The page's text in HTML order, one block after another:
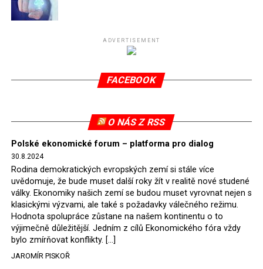
Připomeňme, že ukončení těžby hnědého uhlí pro
(SDEU) v souvislosti se stížnostmi českých samospráv
verdiktem španělské soudkyně Rosario Silva de Lapureta
tomuto rozhodnutí nevyhověla, proto na žádost
2022, než byl tento případ z důvodu uzavření dohody
Polska s Českou republikou o odstranění příčin sporu o
důl Turów vymazán z rejstříku tribunálu. Celkem si
Polsko nechalo z přiznaných evropských fondů odečíst
asi 70 milionů eur na pokutách a 45 milionů eur
zaplatilo jako odškodnění České republice – ale jak důl,
tak elektrárna nadále fungovaly. Už tehdy zástupci
tehdejší opozice a dnes vládnoucí koalice, jako
místopředseda Občanské platformy (PO) Rafał
ADVERTISEMENT
FACEBOOK
O NÁS Z RSS
Polské ekonomické forum – platforma pro dialog
30.8.2024
Rodina demokratických evropských zemí si stále více
uvědomuje, že bude muset další roky žít v realitě nové studené
války. Ekonomiky našich zemí se budou muset vyrovnat nejen s
klasickými výzvami, ale také s požadavky válečného režimu.
Hodnota spolupráce zůstane na našem kontinentu o to
výjimečně důležitější. Jedním z cílů Ekonomického fóra vždy
bylo zmírňovat konflikty. […]
JAROMÍR PISKOŘ